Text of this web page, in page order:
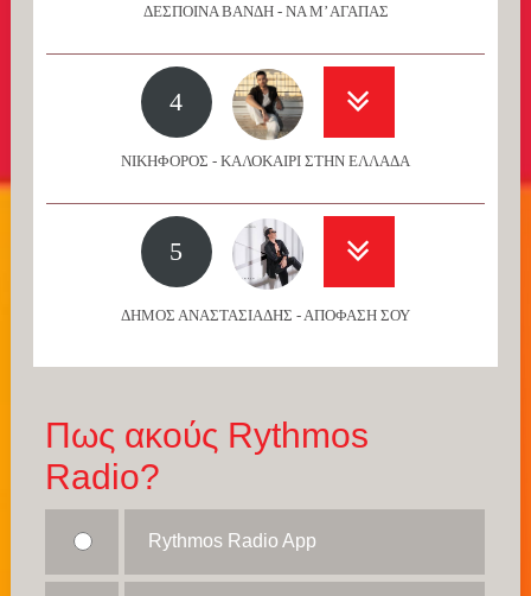
ΔΕΣΠΟΙΝΑ ΒΑΝΔΗ - ΝΑ Μ’ ΑΓΑΠΑΣ
4
ΝΙΚΗΦΟΡΟΣ - ΚΑΛΟΚΑΙΡΙ ΣΤΗΝ ΕΛΛΑΔΑ
5
ΔΗΜΟΣ ΑΝΑΣΤΑΣΙΑΔΗΣ - ΑΠΟΦΑΣΗ ΣΟΥ
Πως ακούς Rythmos
Radio?
Rythmos Radio App